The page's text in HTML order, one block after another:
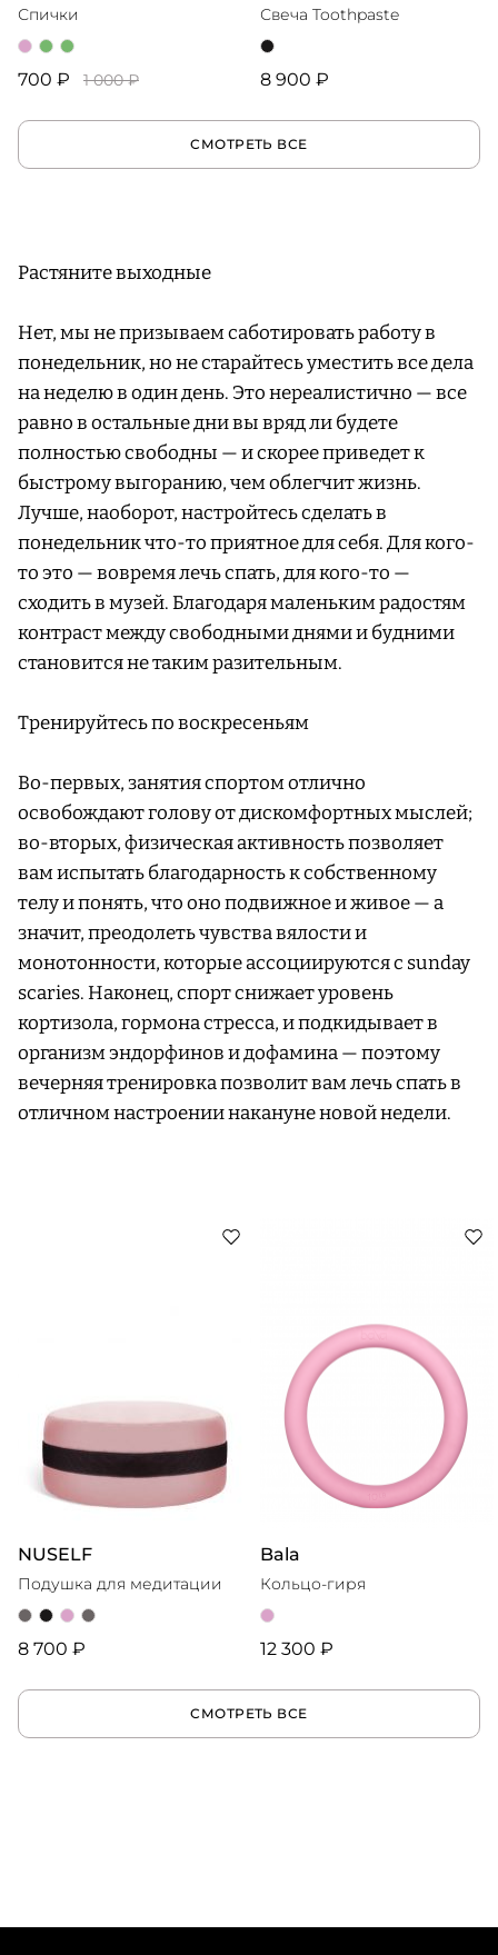
Спички
700 ₽ 1 000 ₽
Свеча Toothpaste
8 900 ₽
СМОТРЕТЬ ВСЕ
Растяните выходные
Нет, мы не призываем саботировать работу в
понедельник, но не старайтесь уместить все дела
на неделю в один день. Это нереалистично — все
равно в остальные дни вы вряд ли будете
полностью свободны — и скорее приведет к
быстрому выгоранию, чем облегчит жизнь.
Лучше, наоборот, настройтесь сделать в
понедельник что-то приятное для себя. Для кого-
то это — вовремя лечь спать, для кого-то —
сходить в музей. Благодаря маленьким радостям
контраст между свободными днями и будними
становится не таким разительным.
Тренируйтесь по воскресеньям
Во-первых, занятия спортом отлично
освобождают голову от дискомфортных мыслей;
во-вторых, физическая активность позволяет
вам испытать благодарность к собственному
телу и понять, что оно подвижное и живое — а
значит, преодолеть чувства вялости и
монотонности, которые ассоциируются с sunday
scaries. Наконец, спорт снижает уровень
кортизола, гормона стресса, и подкидывает в
организм эндорфинов и дофамина — поэтому
вечерняя тренировка позволит вам лечь спать в
отличном настроении накануне новой недели.
NUSELF
Подушка для медитации
8 700 ₽
Bala
Кольцо-гиря
12 300 ₽
СМОТРЕТЬ ВСЕ